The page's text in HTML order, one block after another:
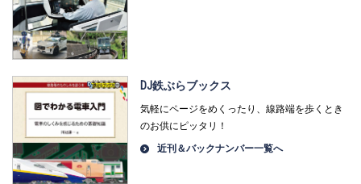
DJ鉄ぶらブックス
気軽にページをめくったり、線路端を歩くとき
のお供にピッタリ！
近刊＆バックナンバー一覧へ